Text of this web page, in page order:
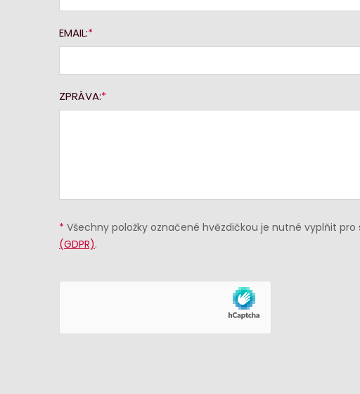
EMAIL:
ZPRÁVA:
* Všechny položky označené hvězdičkou je nutné vyplňit
(GDPR).